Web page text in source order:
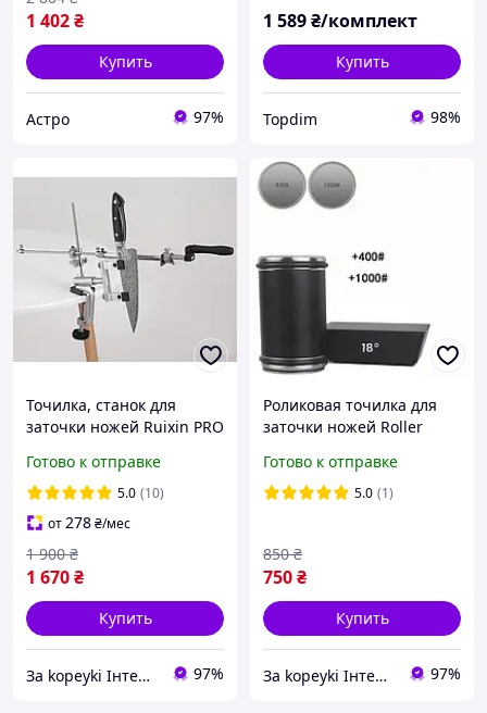
1 402₴
Купить
Астро 97%
1 589₴/комплект
Купить
Topdim 98%
Точилка, станок для
заточки ножей Ruixin PRO
поворотный механизм (4
камня)
Готово к отправке
5.0 (10)
от278₴/мес
1 670₴
1 900 ₴
Купить
Зa kopeyki Інтернет магазин 97%
Роликовая точилка для
заточки ножей Roller
магнитной угловой
основой + 2 диска черная
Готово к отправке
5.0 (1)
750₴
850 ₴
Купить
Зa kopeyki Інтернет магазин 97%